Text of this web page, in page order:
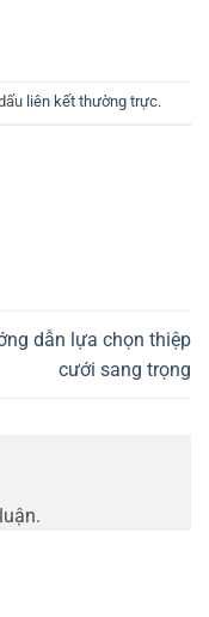
liên kết thường trực.
dẫn lựa chọn thiệp
cưới sang trọng